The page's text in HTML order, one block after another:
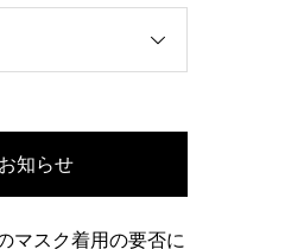
知らせ
マスク着用の要否に